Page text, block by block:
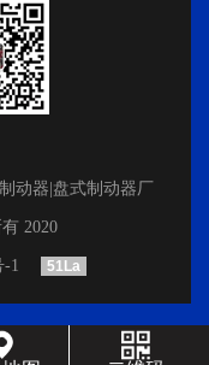
动器|盘式制动器厂
2020
-1 51La